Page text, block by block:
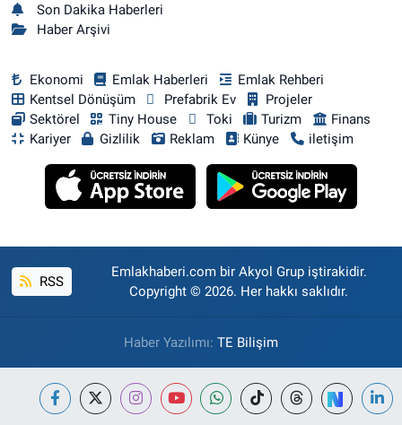
Son Dakika Haberleri
Haber Arşivi
Ekonomi Emlak Haberleri
Emlak Rehberi
Kentsel Dönüşüm
Prefabrik Ev
Projeler
Sektörel
Tiny House Toki Turizm
Finans
Kariyer
Gizlilik Reklam Künye iletişim
RSS
Emlakhaberi.com bir Akyol Grup iştirakidir.
Copyright © 2026. Her hakkı saklıdır.
Haber Yazılımı: TE Bilişim